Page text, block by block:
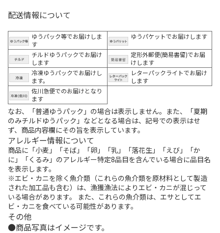
配送情報について
ゆうパック等でお届けしま
す
ゆうパケットでお届けします
チルドゆうパックでお届け
します
定形外郵便(簡易書留)でお届
けします
冷凍ゆうパックでお届けし
ます。
レターパックライトでお届け
します
佐川急便でのお届けとなり
ます
なお、「普通ゆうパック」の場合は表示しません。また、「夏期
のみチルドゆうパック」などとなる場合は、記号での表示はせ
ず、商品内容欄にその旨を表示しています。
アレルギー情報について
商品に「小麦」「そば」「卵」「乳」「落花生」「えび」「か
に」「くるみ」のアレルギー特定8品目を含んでいる場合に品目名
を表示します。
※エビ・カニを除く魚介類（これらの魚介類を原材料として製造
された加工品も含む）は、漁獲漁法によりエビ・カニが混じって
いる場合があります。 また、これらの魚介類は、エサとしてエ
ビ・カニを食べている可能性があります。
その他
商品写真はイメージです。